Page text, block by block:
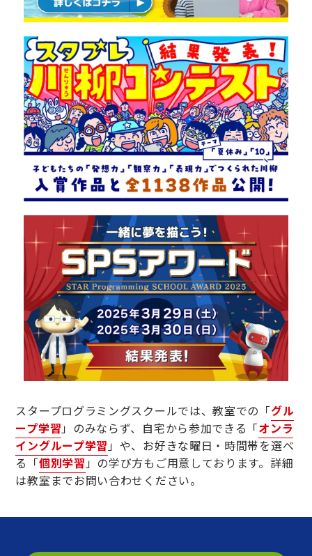
スタープログラミングスクールでは、教室での「グル
ープ学習 」のみならず、自宅から参加できる「オンラ
イングループ学習 」や、お好きな曜日・時間帯を選べ
る「個別学習 」の学び方もご用意しております。詳細
は教室までお問い合わせください。